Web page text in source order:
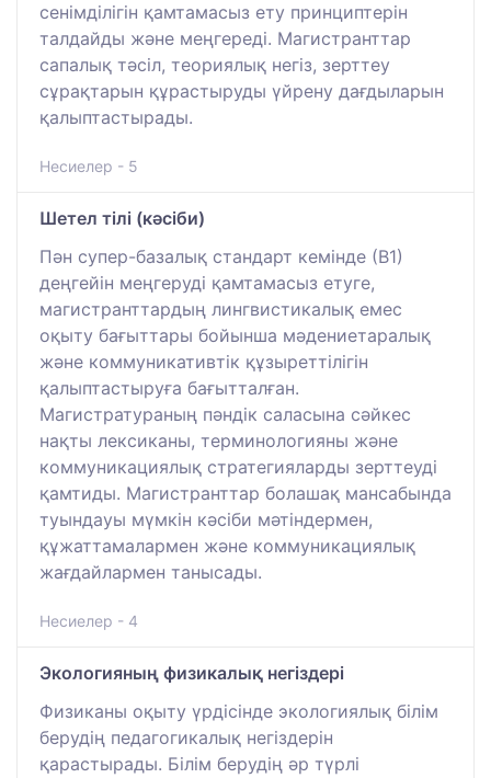
сенімділігін қамтамасыз ету принциптерін
талдайды және меңгереді. Магистранттар
сапалық тәсіл, теориялық негіз, зерттеу
сұрақтарын құрастыруды үйрену дағдыларын
қалыптастырады.
Несиелер - 5
Шетел тілі (кәсіби)
Пән супер-базалық стандарт кемінде (В1)
деңгейін меңгеруді қамтамасыз етуге,
магистранттардың лингвистикалық емес
оқыту бағыттары бойынша мәдениетаралық
және коммуникативтік құзыреттілігін
қалыптастыруға бағытталған.
Магистратураның пәндік саласына сәйкес
нақты лексиканы, терминологияны және
коммуникациялық стратегияларды зерттеуді
қамтиды. Магистранттар болашақ мансабында
туындауы мүмкін кәсіби мәтіндермен,
құжаттамалармен және коммуникациялық
жағдайлармен танысады.
Несиелер - 4
Экологияның физикалық негіздері
Физиканы оқыту үрдісінде экологиялық білім
берудің педагогикалық негіздерін
қарастырады. Білім берудің әр түрлі